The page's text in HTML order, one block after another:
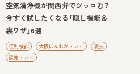
空気清浄機が関西弁でツッコむ？
今すぐ試したくなる「隠し機能＆
裏ワザ」6選
便利機能 大阪ほんわかテレビ
裏技
読売テレビ